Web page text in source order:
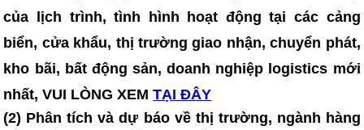
của lịch trình, tình hình hoạt động tại các cảng
biển, cửa khẩu, thị trường giao nhận, chuyển phát,
kho bãi, bất động sản, doanh nghiệp logistics mới
nhất, VUI LÒNG XEM TẠI ĐÂY
(2) Phân tích và dự báo về thị trường, ngành hàng